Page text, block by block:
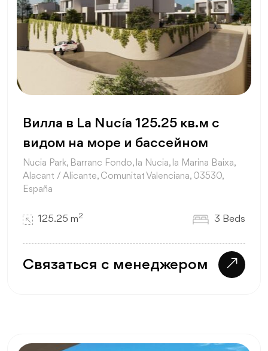
Вилла в La Nucía 125.25 кв.м с
видом на море и бассейном
Nucia Park, Barranc Fondo, la Nucia, la Marina Baixa,
Alacant / Alicante, Comunitat Valenciana, 03530,
España
125.25 m2 3 Beds
Связаться с менеджером